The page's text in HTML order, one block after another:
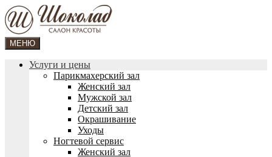
МЕНЮ
Услуги и цены
Парикмахерский зал
Женский зал
Мужской зал
Детский зал
Окрашивание
Уходы
Ногтевой сервис
Женский зал